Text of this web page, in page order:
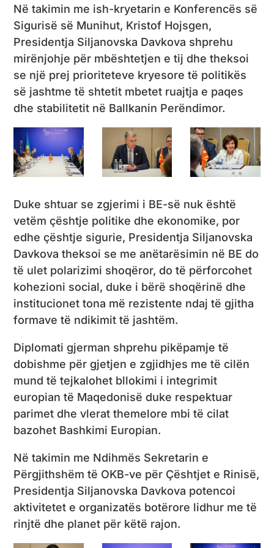
Në takimin me ish-kryetarin e Konferencës së
Sigurisë së Munihut, Kristof Hojsgen,
Presidentja Siljanovska Davkova shprehu
mirënjohje për mbështetjen e tij dhe theksoi
se një prej prioriteteve kryesore të politikës
së jashtme të shtetit mbetet ruajtja e paqes
dhe stabilitetit në Ballkanin Perëndimor.
Duke shtuar se zgjerimi i BE-së nuk është
vetëm çështje politike dhe ekonomike, por
edhe çështje sigurie, Presidentja Siljanovska
Davkova theksoi se me anëtarësimin në BE do
të ulet polarizimi shoqëror, do të përforcohet
kohezioni social, duke i bërë shoqërinë dhe
institucionet tona më rezistente ndaj të gjitha
formave të ndikimit të jashtëm.
Diplomati gjerman shprehu pikëpamje të
dobishme për gjetjen e zgjidhjes me të cilën
mund të tejkalohet bllokimi i integrimit
europian të Maqedonisë duke respektuar
parimet dhe vlerat themelore mbi të cilat
bazohet Bashkimi Europian.
Në takimin me Ndihmës Sekretarin e
Përgjithshëm të OKB-ve për Çështjet e Rinisë,
Presidentja Siljanovska Davkova potencoi
aktivitetet e organizatës botërore lidhur me të
rinjtë dhe planet për këtë rajon.